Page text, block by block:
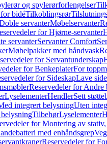
og spylerørforlengelser
bidéTilkoblingsrør
servanterMøbelservanter
for Hjørne-servanter
servanterServanter Comfort
Møbelpakker med håndvask
for Servantunderskap
for BenkeplaterFor
for SideskapLave
Reservedeler for Andre
LyselementerHendlerSett
integrert belysningUten
TilbehørLyselementer
for Montering av
med enhåndsgrep
Reservedeler for